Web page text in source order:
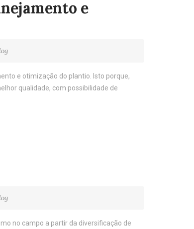
e
e otimização do plantio. Isto porque,
qualidade, com possibilidade de
no campo a partir da diversificação de